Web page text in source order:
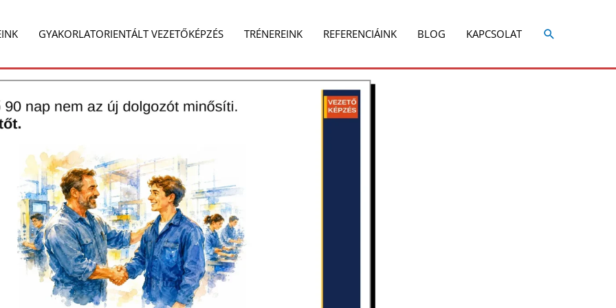
GYAKORLATORIENTÁLT VEZETŐKÉPZÉS TRÉNEREINK REFERENCIÁINK BLOG KAPCSOLAT